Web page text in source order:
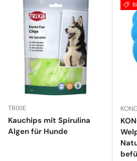
TRIXIE
Kauchips mit Spirulina
Algen für Hunde